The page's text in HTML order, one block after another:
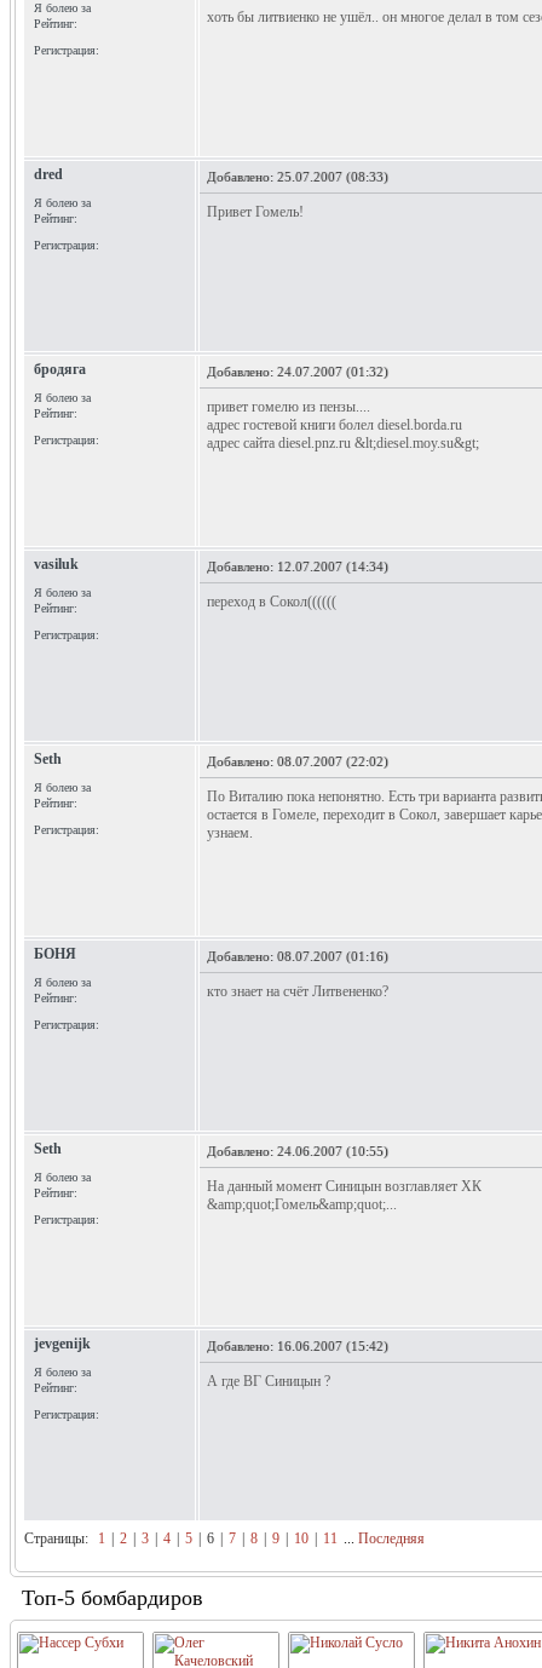
Я болею за
Рейтинг:
Регистрация:
хоть бы литвиенко не ушёл.. он многое делал в том
dred
Я болею за
Рейтинг:
Регистрация:
Добавлено: 25.07.2007 (08:33)
Привет Гомель!
бродяга
Я болею за
Рейтинг:
Регистрация:
Добавлено: 24.07.2007 (01:32)
привет гомелю из пензы....
адрес гостевой книги болел diesel.borda.ru
адрес сайта diesel.pnz.ru &lt;diesel.moy.su&gt;
vasiluk
Я болею за
Рейтинг:
Регистрация:
Добавлено: 12.07.2007 (14:34)
переход в Сокол((((((
Seth
Я болею за
Рейтинг:
Регистрация:
Добавлено: 08.07.2007 (22:02)
По Виталию пока непонятно. Есть три варианта
остается в Гомеле, переходит в Сокол, завершает
узнаем.
БОНЯ
Я болею за
Рейтинг:
Регистрация:
Добавлено: 08.07.2007 (01:16)
кто знает на счёт Литвененко?
Seth
Я болею за
Рейтинг:
Регистрация:
Добавлено: 24.06.2007 (10:55)
На данный момент Синицын возглавляет ХК
&amp;quot;Гомель&amp;quot;...
jevgenijk
Я болею за
Рейтинг:
Регистрация:
Добавлено: 16.06.2007 (15:42)
А где ВГ Синицын ?
Страницы: 1 2 3 4 5 6 7 8 9 10 11 ... Последняя
Топ-5 бомбардиров